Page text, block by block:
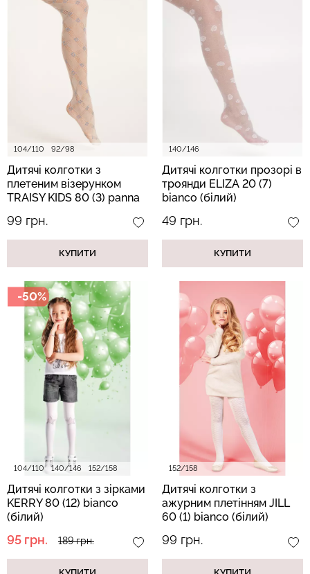
104/110 92/98
Дитячі колготки з
плетеним візерунком
TRAISY KIDS 80 (3) panna
99 грн.
КУПИТИ
140/146
Дитячі колготки прозорі в
троянди ELIZA 20 (7)
bianco (білий)
49 грн.
КУПИТИ
104/110 140/146 152/158
-50%
Дитячі колготки з зірками
KERRY 80 (12) bianco
(білий)
95 грн. 189 грн.
152/158
Дитячі колготки з
ажурним плетінням JILL
60 (1) bianco (білий)
99 грн.